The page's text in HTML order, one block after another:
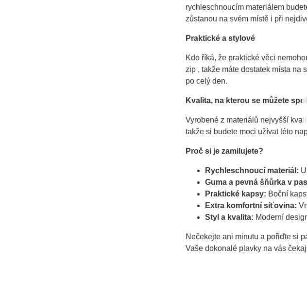
rychleschnoucím materiálem
zůstanou na svém místě i při
Praktické a stylové
Kdo říká, že praktické věci
zip , takže máte dostatek místa na
po celý den.
Kvalita, na kterou se můžete
Vyrobené z materiálů nejvyšší
takže si budete moci užívat léto
Proč si je zamilujete?
Rychleschnoucí materiál:
Guma a pevná šňůrka v
Praktické kapsy: Boční
Extra komfortní síťovina:
Styl a kvalita: Moderní
Nečekejte ani minutu a pořiďte si
Vaše dokonalé plavky na vás